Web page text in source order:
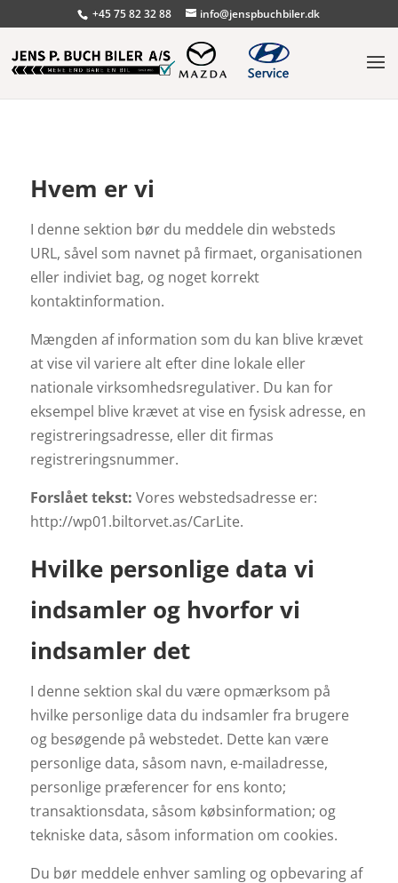
+45 75 82 32 88 info@jenspbuchbiler.dk
Hvem er vi
I denne sektion bør du meddele din websteds
URL, såvel som navnet på firmaet, organisationen
eller indiviet bag, og noget korrekt
kontaktinformation.
Mængden af information som du kan blive krævet
at vise vil variere alt efter dine lokale eller
nationale virksomhedsregulativer. Du kan for
eksempel blive krævet at vise en fysisk adresse, en
registreringsadresse, eller dit firmas
registreringsnummer.
Forslået tekst: Vores webstedsadresse er:
http://wp01.biltorvet.as/CarLite.
Hvilke personlige data vi
indsamler og hvorfor vi
indsamler det
I denne sektion skal du være opmærksom på
hvilke personlige data du indsamler fra brugere
og besøgende på webstedet. Dette kan være
personlige data, såsom navn, e-mailadresse,
personlige præferencer for ens konto;
transaktionsdata, såsom købsinformation; og
tekniske data, såsom information om cookies.
Du bør meddele enhver samling og opbevaring af